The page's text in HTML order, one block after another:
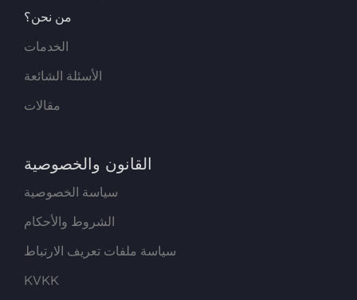
من نحن؟
الخدمات
الأسئلة الشائعة
مقالات
القانون والخصوصية
سياسة الخصوصية
الشروط والأحكام
سياسة ملفات تعريف الارتباط
KVKK